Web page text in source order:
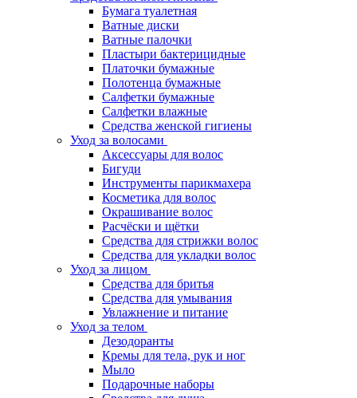
Бумага туалетная
Ватные диски
Ватные палочки
Пластыри бактерицидные
Платочки бумажные
Полотенца бумажные
Салфетки бумажные
Салфетки влажные
Средства женской гигиены
Уход за волосами
Аксессуары для волос
Бигуди
Инструменты парикмахера
Косметика для волос
Окрашивание волос
Расчёски и щётки
Средства для стрижки волос
Средства для укладки волос
Уход за лицом
Средства для бритья
Средства для умывания
Увлажнение и питание
Уход за телом
Дезодоранты
Кремы для тела, рук и ног
Мыло
Подарочные наборы